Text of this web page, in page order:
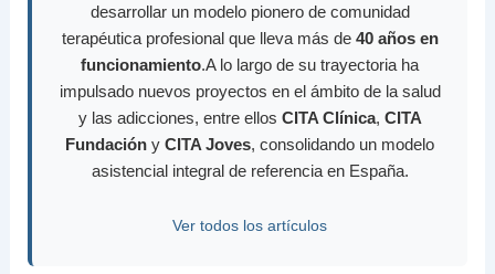
desarrollar un modelo pionero de comunidad
terapéutica profesional que lleva más de 40 años en
funcionamiento.A lo largo de su trayectoria ha
impulsado nuevos proyectos en el ámbito de la salud
y las adicciones, entre ellos CITA Clínica, CITA
Fundación y CITA Joves, consolidando un modelo
asistencial integral de referencia en España.
Ver todos los artículos